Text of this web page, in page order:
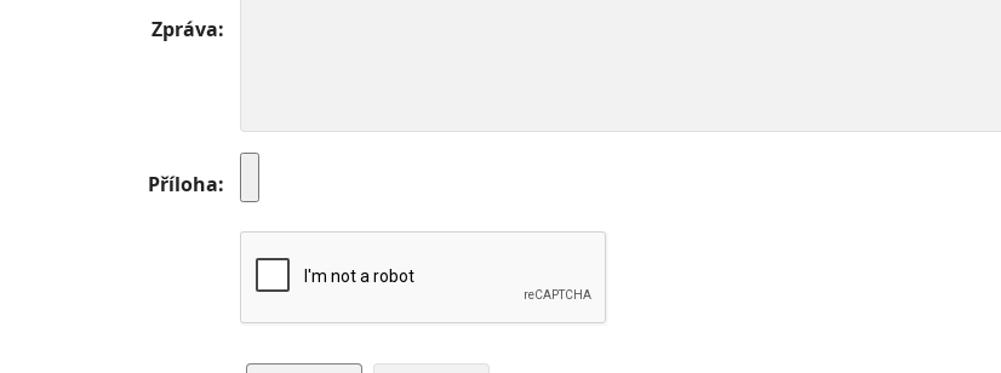
Zpráva
Příloha